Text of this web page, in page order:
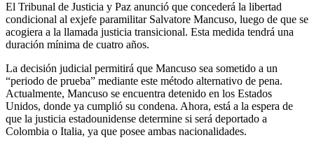
El Tribunal de Justicia y Paz anunció que concederá la libertad
condicional al exjefe paramilitar Salvatore Mancuso, luego de que se
acogiera a la llamada justicia transicional. Esta medida tendrá una
duración mínima de cuatro años.
La decisión judicial permitirá que Mancuso sea sometido a un
“periodo de prueba” mediante este método alternativo de pena.
Actualmente, Mancuso se encuentra detenido en los Estados
Unidos, donde ya cumplió su condena. Ahora, está a la espera de
que la justicia estadounidense determine si será deportado a
Colombia o Italia, ya que posee ambas nacionalidades.